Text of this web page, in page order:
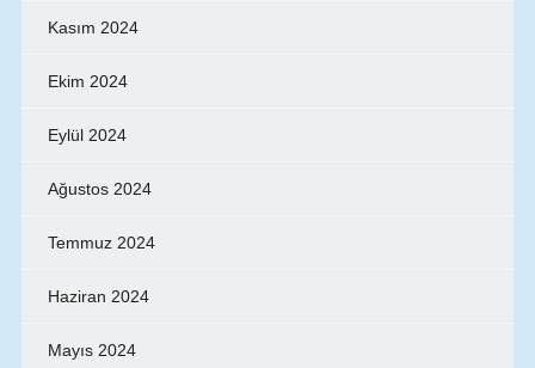
Kasım 2024
Ekim 2024
Eylül 2024
Ağustos 2024
Temmuz 2024
Haziran 2024
Mayıs 2024